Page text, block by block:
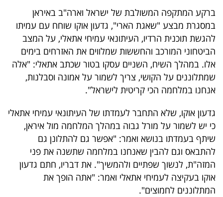
5
המילון
הכלכלי
פודקאסט
40
UNDER
40
שיתופי
פעולה
ברקע המתקפה המשולבת של ישראל וארה"ב באיראן
במסגרת מבצע "שאגת הארי", גדעון אוקו שוחח עם עמיתו
להגשת תוכנית הרדיו, העיתונאי עמיחי אתאלי, על המצב
הביטחוני המורכב והחששות שמלווים את האזרחים בימים
אלו. במהלך השיח, השניים עסקו בטור שכתב אתאלי: "אלה
שמתלוננים על הקושי, צריך לשמור על אמונה וסבלנות,
אנחנו במלחמה הכי קריטית לישראל".
גדעון אוקו, שלא התחבר לעמדתו של העיתונאי עמיחי אתאלי
כי יש לשמור על מורל גבוה במהלך המלחמה מול איראן,
שיתף בעמדתו בנושא ואמר: "אפשר גם להתלונן גם
להתבאס וגם להבין שאנחנו במלחמה שתשנה את פני
המזה"ת, לנשוך שפתיים ולהמשיך". את דבריו, חתם גדעון
אוקו בעקיצה לעמיחי אתאלי ואמר: "אתה הופך את
המתלוננים לחמוצים".